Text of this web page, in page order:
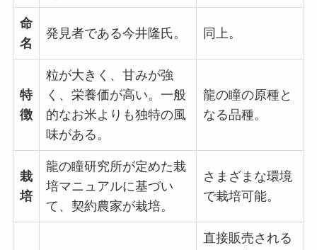
命
名
発見者である今井隆氏。 同上。
特
徴
粒が大きく、甘みが強
く、栄養価が高い。一般
的なお米よりも独特の風
味がある。
龍の瞳の原種と
なる品種。
栽
培
龍の瞳研究所が定めた栽
培マニュアルに基づい
て、契約農家が栽培。
さまざまな環境
で栽培可能。
直接販売される